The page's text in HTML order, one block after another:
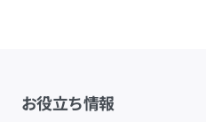
お役立ち情報